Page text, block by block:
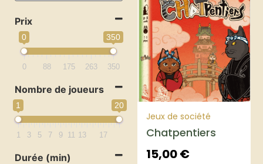
Prix
0 350
0 88 175 263 350
Nombre de joueurs
1 20
1 3 5 7 9 11 13 17
Durée (min)
Jeux de société
Chatpentiers
15,00€